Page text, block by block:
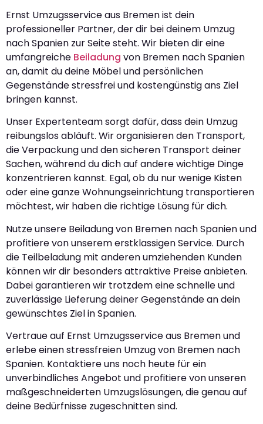
Ernst Umzugsservice aus Bremen ist dein
professioneller Partner, der dir bei deinem Umzug
nach Spanien zur Seite steht. Wir bieten dir eine
umfangreiche Beiladung von Bremen nach Spanien
an, damit du deine Möbel und persönlichen
Gegenstände stressfrei und kostengünstig ans Ziel
bringen kannst.
Unser Expertenteam sorgt dafür, dass dein Umzug
reibungslos abläuft. Wir organisieren den Transport,
die Verpackung und den sicheren Transport deiner
Sachen, während du dich auf andere wichtige Dinge
konzentrieren kannst. Egal, ob du nur wenige Kisten
oder eine ganze Wohnungseinrichtung transportieren
möchtest, wir haben die richtige Lösung für dich.
Nutze unsere Beiladung von Bremen nach Spanien und
profitiere von unserem erstklassigen Service. Durch
die Teilbeladung mit anderen umziehenden Kunden
können wir dir besonders attraktive Preise anbieten.
Dabei garantieren wir trotzdem eine schnelle und
zuverlässige Lieferung deiner Gegenstände an dein
gewünschtes Ziel in Spanien.
Vertraue auf Ernst Umzugsservice aus Bremen und
erlebe einen stressfreien Umzug von Bremen nach
Spanien. Kontaktiere uns noch heute für ein
unverbindliches Angebot und profitiere von unseren
maßgeschneiderten Umzugslösungen, die genau auf
deine Bedürfnisse zugeschnitten sind.